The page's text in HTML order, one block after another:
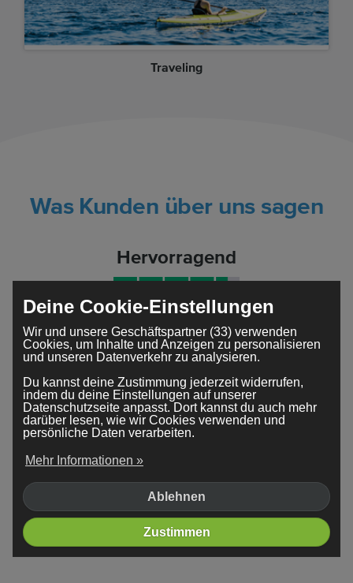
Traveling
Was Kunden über uns sagen
Hervorragend
Bewertungen
Mit Unterstützung von
Deine Cookie-Einstellungen
Wir und unsere Geschäftspartner (33) verwenden
Cookies, um Inhalte und Anzeigen zu personalisieren
und unseren Datenverkehr zu analysieren.
Du kannst deine Zustimmung jederzeit widerrufen,
indem du deine Einstellungen auf unserer
Datenschutzseite anpasst. Dort kannst du auch mehr
darüber lesen, wie wir Cookies verwenden und
persönliche Daten verarbeiten.
Mehr Informationen »
Ablehnen
Zustimmen